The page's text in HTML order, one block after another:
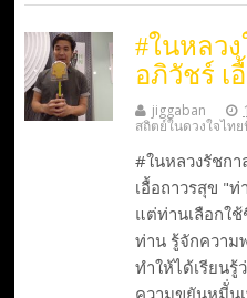
#ในหลว
อภิวัชร์ เ
jiggaban
สถิตย์ในดวงใจไท
#ในหลวงรัชก
เอื้อถาวรสุข "
แต่ท่านเลือกใ
ท่าน รู้จักความ
ทำให้ได้เรียนรู้
ความขยันหมีั่น